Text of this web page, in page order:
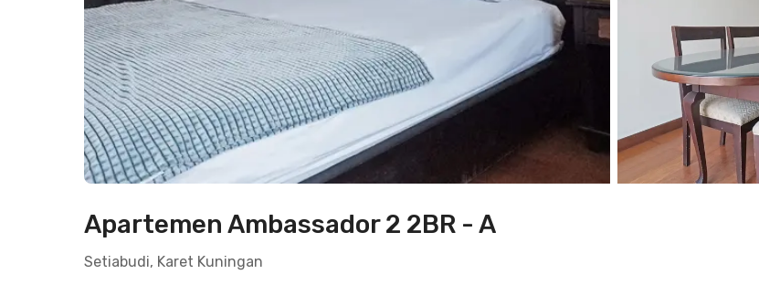
Apartemen Ambassador 2 2BR - A
Setiabudi, Karet Kuningan